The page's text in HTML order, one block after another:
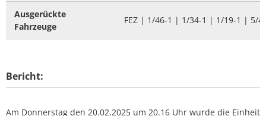
Ausgerückte
Fahrzeuge
FEZ | 1/46-1 | 1/34-1 | 1/19-1 | 5/
Bericht:
Am Donnerstag den 20.02.2025 um 20.16 Uhr wurde die Einheit